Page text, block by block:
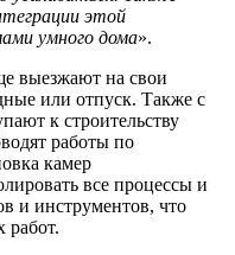
этой
умного дома».
выезжают на свои
или отпуск. Также с
к строительству
работы по
камер
все процессы и
и инструментов, что
работ.